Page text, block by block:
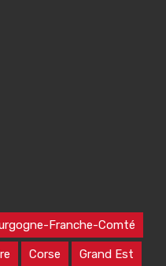
Franche-Comté
Corse Grand Est